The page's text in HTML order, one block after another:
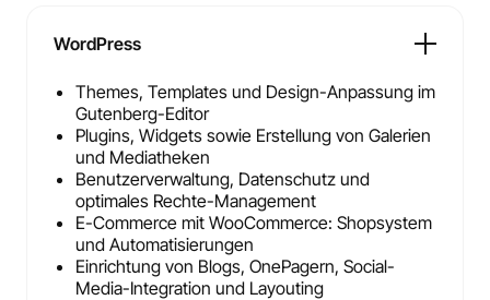
WordPress
Themes, Templates und Design-Anpassung im
Gutenberg-Editor
Plugins, Widgets sowie Erstellung von Galerien
und Mediatheken
Benutzerverwaltung, Datenschutz und
optimales Rechte-Management
E-Commerce mit WooCommerce: Shopsystem
und Automatisierungen
Einrichtung von Blogs, OnePagern, Social-
Media-Integration und Layouting